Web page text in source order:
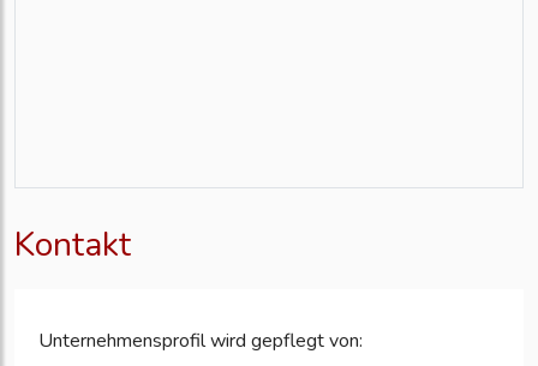
Kontakt
Unternehmensprofil wird gepflegt von: